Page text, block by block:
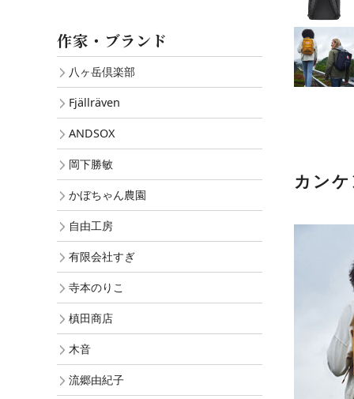
カン
作家・ブランド
八ヶ岳倶楽部
Fjällräven
ANDSOX
岡下勝敏
かぼちゃん農園
自由工房
有限会社すぎ
寺本のりこ
槙田商店
木音
流郷由紀子